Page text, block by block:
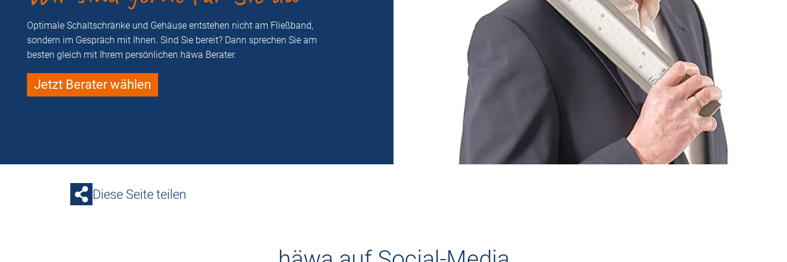
Optimale Schaltschränke und Gehäuse entstehen nicht am Fließband,
sondern im Gespräch mit Ihnen. Sind Sie bereit? Dann sprechen Sie am
besten gleich mit Ihrem persönlichen häwa Berater.
Jetzt Berater wählen
Diese Seite teilen